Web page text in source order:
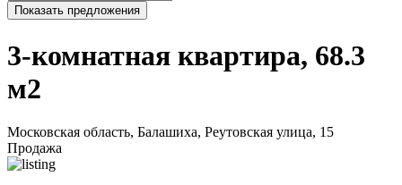
Показать предложения
3-комнатная квартира, 68.3
м2
Московская область, Балашиха, Реутовская улица, 15
Продажа